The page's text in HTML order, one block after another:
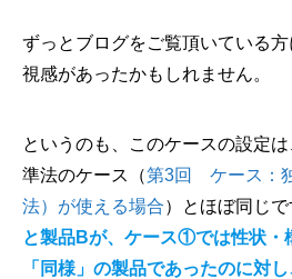
ずっとブログをご覧頂いている
視感があったかもしれません。
というのも、このケースの設定
準法のケース（第3回 ケース：
法）が使える場合）とほぼ同じで
と製品Bが、ケース①では性状・
「同様」の製品であったのに対